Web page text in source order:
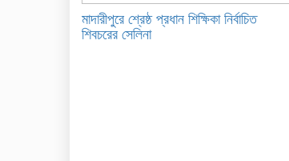
মাদারীপুরে শ্রেষ্ঠ প্রধান শিক্ষিকা নির্বাচিত
শিবচরের সেলিনা